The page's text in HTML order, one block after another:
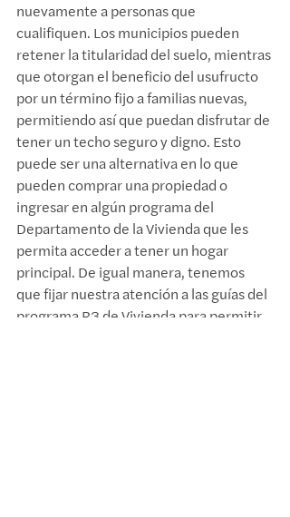
nuevamente a personas que
cualifiquen. Los municipios pueden
retener la titularidad del suelo, mientras
que otorgan el beneficio del usufructo
por un término fijo a familias nuevas,
permitiendo así que puedan disfrutar de
tener un techo seguro y digno. Esto
puede ser una alternativa en lo que
pueden comprar una propiedad o
ingresar en algún programa del
Departamento de la Vivienda que les
permita acceder a tener un hogar
principal. De igual manera, tenemos
que fijar nuestra atención a las guías del
programa R3 de Vivienda para permitir